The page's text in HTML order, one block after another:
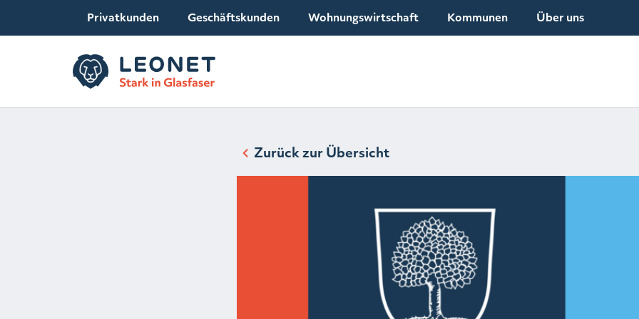
Privatkunden Geschäftskunden Wohnungswirtschaft Kommunen Über uns
Zurück zur Übersicht